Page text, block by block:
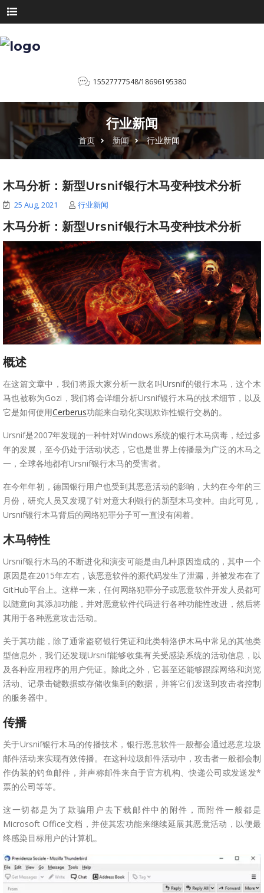
15527777548/18696195380
行业新闻
首页 新闻 行业新闻
木马分析：新型Ursnif银行木马变种技术分析
25 Aug, 2021 行业新闻
木马分析：新型Ursnif银行木马变种技术分析
概述
在这篇文章中，我们将跟大家分析一款名叫Ursnif的银行木马，这个木
马也被称为Gozi，我们将会详细分析Ursnif银行木马的技术细节，以及
它是如何使用Cerberus功能来自动化实现欺诈性银行交易的。
Ursnif是2007年发现的一种针对Windows系统的银行木马病毒，经过多
年的发展，至今仍处于活动状态，它也是世界上传播最为广泛的木马之
一，全球各地都有Ursnif银行木马的受害者。
在今年年初，德国银行用户也受到其恶意活动的影响，大约在今年的三
月份，研究人员又发现了针对意大利银行的新型木马变种。由此可见，
Ursnif银行木马背后的网络犯罪分子可一直没有闲着。
木马特性
Ursnif银行木马的不断进化和演变可能是由几种原因造成的，其中一个
原因是在2015年左右，该恶意软件的源代码发生了泄漏，并被发布在了
GitHub平台上。这样一来，任何网络犯罪分子或恶意软件开发人员都可
以随意向其添加功能，并对恶意软件代码进行各种功能性改进，然后将
其用于各种恶意攻击活动。
关于其功能，除了通常盗窃银行凭证和此类特洛伊木马中常见的其他类
型信息外，我们还发现Ursnif能够收集有关受感染系统的活动信息，以
及各种应用程序的用户凭证。除此之外，它甚至还能够跟踪网络和浏览
活动、记录击键数据或存储收集到的数据，并将它们发送到攻击者控制
的服务器中。
传播
关于Ursnif银行木马的传播技术，银行恶意软件一般都会通过恶意垃圾
邮件活动来实现有效传播。在这种垃圾邮件活动中，攻击者一般都会制
作伪装的钓鱼邮件，并声称邮件来自于官方机构、快递公司或发送发*
票的公司等等。
这一切都是为了欺骗用户去下载邮件中的附件，而附件一般都是
Microsoft Office文档，并使其宏功能来继续延展其恶意活动，以便最
终感染目标用户的计算机。